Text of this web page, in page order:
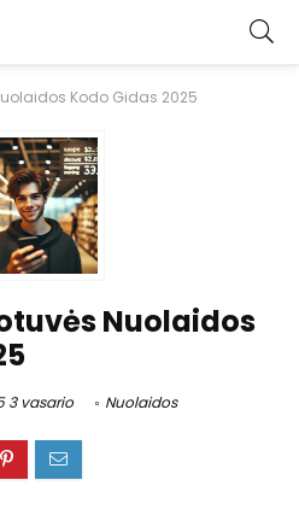
Kodo Gidas 2025
Nuolaidos
3 vasario Nuolaidos